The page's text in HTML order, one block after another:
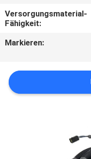
VERBINDUNG
FORDERN
SIE
Versorgungsmaterial-
Fähigkeit:
Markieren: